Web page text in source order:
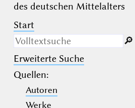
des deutschen Mittelalters
Start
Nur in Beschreibungs­texten
suchen
(der Unterstrich) ist Platzhalter für
genau ein Zeichen.
🔎︎
Erweiterte Suche
Quellen:
Autoren
Werke